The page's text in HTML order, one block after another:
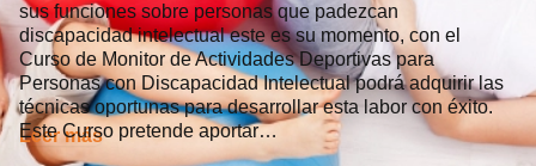
sus funciones sobre personas que padezcan
discapacidad intelectual este es su momento, con el
Curso de Monitor de Actividades Deportivas para
Personas con Discapacidad Intelectual podrá adquirir las
técnicas oportunas para desarrollar esta labor con éxito.
Este Curso pretende aportar…
Leer más